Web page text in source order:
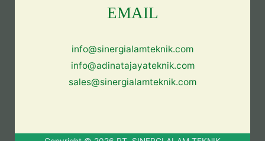
EMAIL
info@sinergialamteknik.com
info@adinatajayateknik.com
sales@sinergialamteknik.com